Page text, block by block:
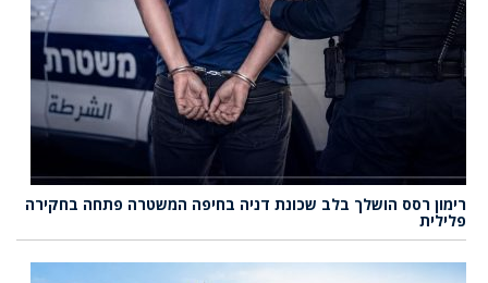
רימון רסס הושלך בלב שכונת דניה בחיפה המשטרה פתחה בחקירה
פלילית